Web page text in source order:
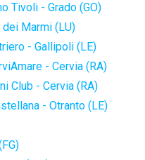
Tivoli - Grado (GO)
Marmi (LU)
- Gallipoli (LE)
- Cervia (RA)
Club - Cervia (RA)
- Otranto (LE)